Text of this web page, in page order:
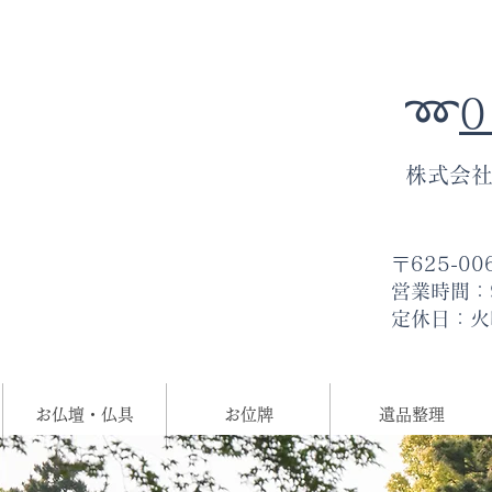
➿
株式会社
〒625-
営業時間
定休日：
お仏壇・仏具 お位牌 遺品整理